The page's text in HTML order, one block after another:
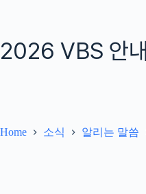
2026 VBS 안내
Home 소식 알리는 말씀